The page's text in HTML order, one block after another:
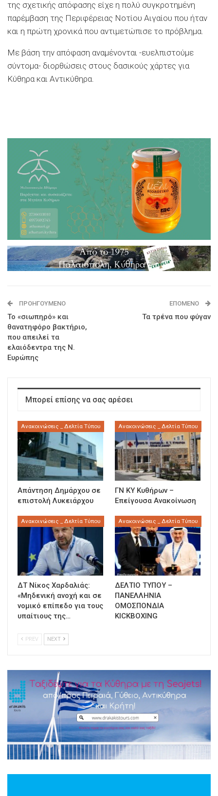
της σχετικής απόφασης είχε η πολύ συγκροτημένη
παρέμβαση της Περιφέρειας Νοτίου Αιγαίου που ήταν
και η πρώτη χρονικά που αντιμετώπισε το πρόβλημα.
Με βάση την απόφαση αναμένονται -ευελπιστούμε
σύντομα- διορθώσεις στους δασικούς χάρτες για
Κύθηρα και Αντικύθηρα.
ΠΡΟΗΓΟΎΜΕΝΟ
To «σιωπηρό» και
θανατηφόρο βακτήριο,
που απειλεί τα
ελαιόδεντρα της Ν.
Ευρώπης
ΕΠΌΜΕΝΟ
Τα τρένα που φύγαν
Μπορεί επίσης να σας αρέσει
Ανακοινώσεις _ Δελτία Τύπου
Απάντηση Δημάρχου σε
επιστολή Λυκειάρχου
Ανακοινώσεις _ Δελτία Τύπου
ΓΝ ΚΥ Κυθήρων –
Επείγουσα Ανακοίνωση
Ανακοινώσεις _ Δελτία Τύπου
ΔΤ Νίκος Χαρδαλιάς:
«Μηδενική ανοχή και σε
νομικό επίπεδο για τους
υπαίτιους της…
Ανακοινώσεις _ Δελτία Τύπου
ΔΕΛΤΙΟ ΤΥΠΟΥ –
ΠΑΝΕΛΛΗΝΙΑ
ΟΜΟΣΠΟΝΔΙΑ
KICKBOXING
PREV NEXT